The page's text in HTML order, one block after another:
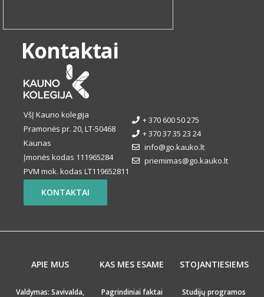
Kontaktai
VšĮ Kauno kolegija
Pramonės pr. 20, LT-50468
Kaunas
Įmonės kodas 111965284
PVM mok. kodas LT119652811
+ 370 600 50 275
+ 370 37 35 23 24
info@go.kauko.lt
priemimas@go.kauko.lt
KONTAKTAI
APIE MUS
Valdymas: Savivalda,
KAS MES ESAME
Pagrindiniai faktai
STOJANTIESIEMS
Studijų programos